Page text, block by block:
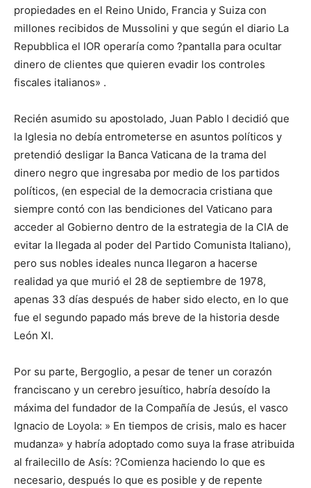
propiedades en el Reino Unido, Francia y Suiza con
millones recibidos de Mussolini y que según el diario La
Repubblica el IOR operaría como ?pantalla para ocultar
dinero de clientes que quieren evadir los controles
fiscales italianos» .
Recién asumido su apostolado, Juan Pablo I decidió que
la Iglesia no debía entrometerse en asuntos políticos y
pretendió desligar la Banca Vaticana de la trama del
dinero negro que ingresaba por medio de los partidos
políticos, (en especial de la democracia cristiana que
siempre contó con las bendiciones del Vaticano para
acceder al Gobierno dentro de la estrategia de la CIA de
evitar la llegada al poder del Partido Comunista Italiano),
pero sus nobles ideales nunca llegaron a hacerse
realidad ya que murió el 28 de septiembre de 1978,
apenas 33 días después de haber sido electo, en lo que
fue el segundo papado más breve de la historia desde
León XI.
Por su parte, Bergoglio, a pesar de tener un corazón
franciscano y un cerebro jesuítico, habría desoído la
máxima del fundador de la Compañía de Jesús, el vasco
Ignacio de Loyola: » En tiempos de crisis, malo es hacer
mudanza» y habría adoptado como suya la frase atribuida
al frailecillo de Asís: ?Comienza haciendo lo que es
necesario, después lo que es posible y de repente